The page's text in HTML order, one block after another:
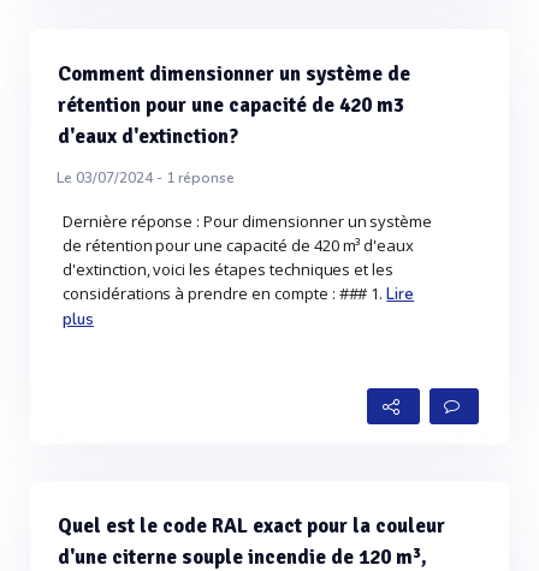
Comment dimensionner un système de
rétention pour une capacité de 420 m3
d'eaux d'extinction?
Le 03/07/2024 - 1réponse
Dernière réponse : Pour dimensionner un système
de rétention pour une capacité de 420 m³ d'eaux
d'extinction, voici les étapes techniques et les
considérations à prendre en compte : ### 1.Lire
plus
Quel est le code RAL exact pour la couleur
d'une citerne souple incendie de 120 m³,